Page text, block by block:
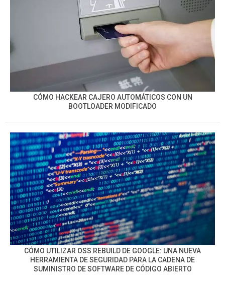
CÓMO HACKEAR CAJERO AUTOMÁTICOS CON UN
BOOTLOADER MODIFICADO
CÓMO UTILIZAR OSS REBUILD DE GOOGLE: UNA NUEVA
HERRAMIENTA DE SEGURIDAD PARA LA CADENA DE
SUMINISTRO DE SOFTWARE DE CÓDIGO ABIERTO